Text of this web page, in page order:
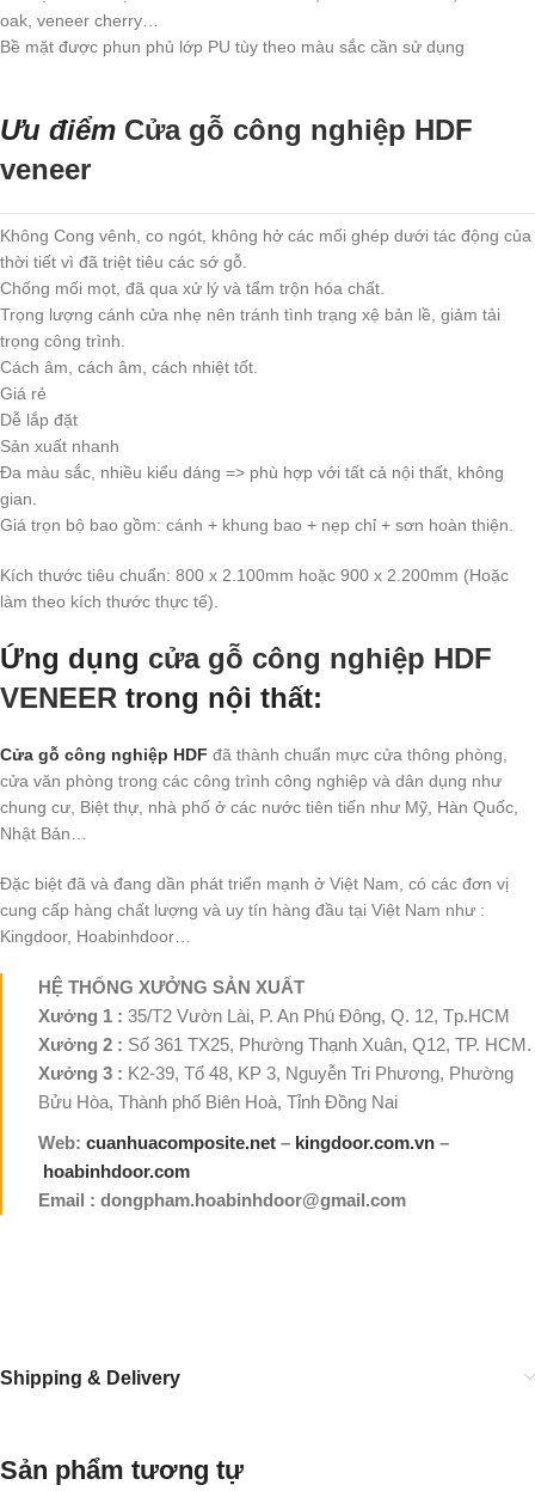
oak, veneer cherry…
Bề mặt được phun phủ lớp PU tùy theo màu sắc cần sử dụng
Ưu điểm Cửa gỗ công nghiệp HDF
veneer
Không Cong vênh, co ngót, không hở các mối ghép dưới tác động của
thời tiết vì đã triệt tiêu các sớ gỗ.
Chống mối mọt, đã qua xử lý và tẩm trộn hóa chất.
Trọng lượng cánh cửa nhẹ nên tránh tình trạng xệ bản lề, giảm tải
trọng công trình.
Cách âm, cách âm, cách nhiệt tốt.
Giá rẻ
Dễ lắp đặt
Sản xuất nhanh
Đa màu sắc, nhiều kiểu dáng => phù hợp với tất cả nội thất, không
gian.
Giá trọn bộ bao gồm: cánh + khung bao + nẹp chỉ + sơn hoàn thiện.
Kích thước tiêu chuẩn: 800 x 2.100mm hoặc 900 x 2.200mm (Hoặc
làm theo kích thước thực tế).
Ứng dụng cửa gỗ công nghiệp HDF
VENEER trong nội thất:
Cửa gỗ công nghiệp HDF đã thành chuẩn mực cửa thông phòng,
cửa văn phòng trong các công trình công nghiệp và dân dụng như
chung cư, Biệt thự, nhà phố ở các nước tiên tiến như Mỹ, Hàn Quốc,
Nhật Bản…
Đặc biệt đã và đang dần phát triển mạnh ở Việt Nam, có các đơn vị
cung cấp hàng chất lượng và uy tín hàng đầu tại Việt Nam như :
Kingdoor, Hoabinhdoor…
HỆ THỐNG XƯỞNG SẢN XUẤT
Xưởng 1 : 35/T2 Vườn Lài, P. An Phú Đông, Q. 12, Tp.HCM
Xưởng 2 : Số 361 TX25, Phường Thạnh Xuân, Q12, TP. HCM.
Xưởng 3 : K2-39, Tổ 48, KP 3, Nguyễn Tri Phương, Phường
Bửu Hòa, Thành phố Biên Hoà, Tỉnh Đồng Nai
Web: cuanhuacomposite.net – kingdoor.com.vn –
hoabinhdoor.com
Email : dongpham.hoabinhdoor@gmail.com
Shipping & Delivery
Sản phẩm tương tự